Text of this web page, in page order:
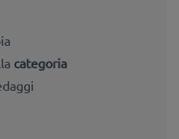
categoria